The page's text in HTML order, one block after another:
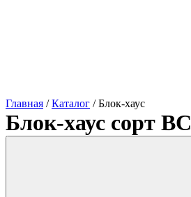
Главная /Каталог /Блок-хаус
Блок-хаус сорт ВС